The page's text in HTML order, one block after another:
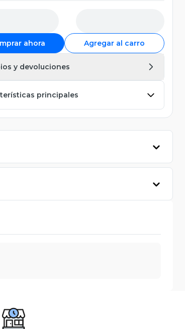
ahora Agregar al carro
y devoluciones
principales